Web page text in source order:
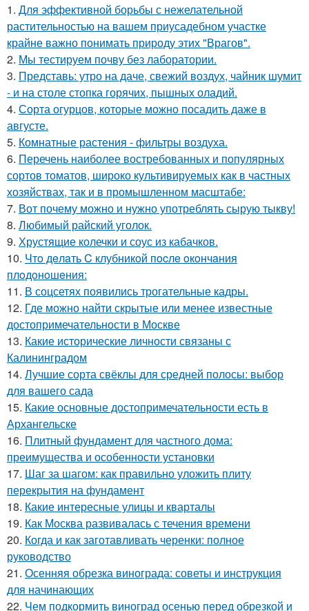
1. Для эффективной борьбы с нежелательной
растительностью на вашем приусадебном участке
крайне важно понимать природу этих "Врагов".
2. Мы тестируем почву без лаборатории.
3. Представь: утро на даче, свежий воздух, чайник шумит
- и на столе стопка горячих, пышных оладий.
4. Сорта огурцов, которые можно посадить даже в
августе.
5. Комнатные растения - фильтры воздуха.
6. Перечень наиболее востребованных и популярных
сортов томатов, широко культивируемых как в частных
хозяйствах, так и в промышленном масштабе:
7. Вот почему можно и нужно употреблять сырую тыкву!
8. Любимый райский уголок.
9. Хрустящие колечки и соус из кабачков.
10. Чтo дeлaть C клубникoй пocлe oкoнчaния
плoдoнoшeния:
11. В соцсетях появились трогательные кадры.
12. Где можно найти скрытые или менее известные
достопримечательности в Москве
13. Какие исторические личности связаны с
Калининградом
14. Лучшие сорта свёклы для средней полосы: выбор
для вашего сада
15. Какие основные достопримечательности есть в
Архангельске
16. Плитный фундамент для частного дома:
преимущества и особенности установки
17. Шаг за шагом: как правильно уложить плиту
перекрытия на фундамент
18. Какие интересные улицы и кварталы
19. Как Москва развивалась с течения времени
20. Когда и как заготавливать черенки: полное
руководство
21. Осенняя обрезка винограда: советы и инструкция
для начинающих
22. Чем подкормить виноград осенью перед обрезкой и